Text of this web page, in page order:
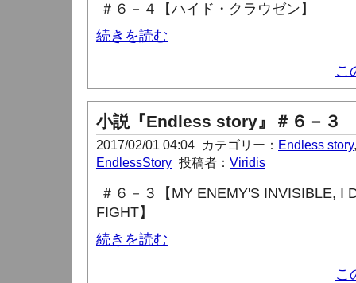
＃６－４【ハイド・クラウゼン】
続きを読む
こ
小説『Endless story』＃６－３
2017/02/01 04:04 カテゴリー： Endless story
EndlessStory 投稿者： Viridis
＃６－３【MY ENEMY'S INVISIBLE, I
FIGHT】
続きを読む
こ